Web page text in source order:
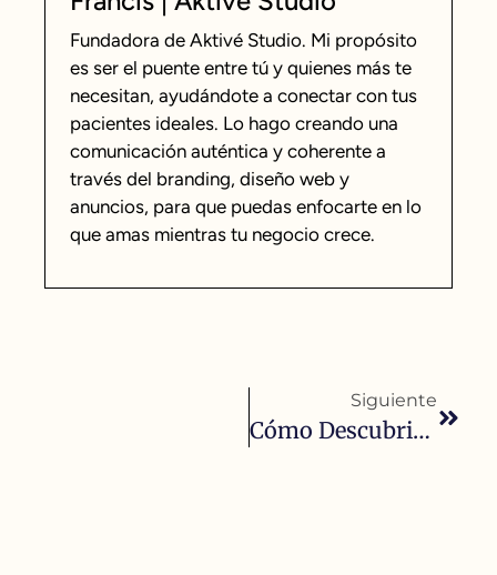
Fundadora de Aktivé Studio. Mi propósito
es ser el puente entre tú y quienes más te
necesitan, ayudándote a conectar con tus
pacientes ideales. Lo hago creando una
comunicación auténtica y coherente a
través del branding, diseño web y
anuncios, para que puedas enfocarte en lo
que amas mientras tu negocio crece.
Siguiente
Cómo Descubrir Tus Capacidades Emprendedoras